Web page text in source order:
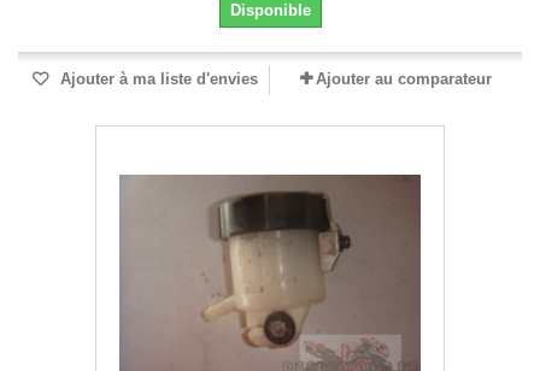
Disponible
Ajouter à ma liste d'envies Ajouter au comparateur